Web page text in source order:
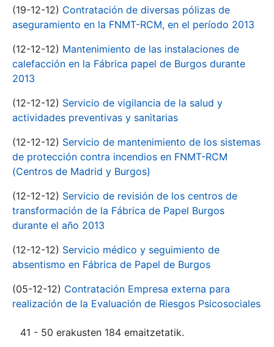
(19-12-12) Contratación de diversas pólizas de
aseguramiento en la FNMT-RCM, en el período 2013
(12-12-12) Mantenimiento de las instalaciones de
calefacción en la Fábrica papel de Burgos durante
2013
(12-12-12) Servicio de vigilancia de la salud y
actividades preventivas y sanitarias
(12-12-12) Servicio de mantenimiento de los sistemas
de protección contra incendios en FNMT-RCM
(Centros de Madrid y Burgos)
(12-12-12) Servicio de revisión de los centros de
transformación de la Fábrica de Papel Burgos
durante el año 2013
(12-12-12) Servicio médico y seguimiento de
absentismo en Fábrica de Papel de Burgos
(05-12-12) Contratación Empresa externa para
realización de la Evaluación de Riesgos Psicosociales
41 - 50 erakusten 184 emaitzetatik.